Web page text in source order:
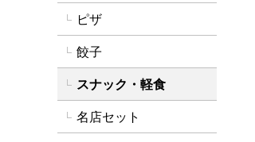
ピザ
餃子
スナック・軽食
名店セット